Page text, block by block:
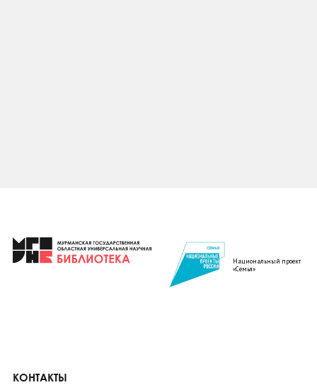
Национальный проект
«Семья»
КОНТАКТЫ